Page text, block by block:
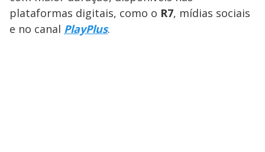
plataformas digitais, como o R7, mídias sociais
e no canal PlayPlus.